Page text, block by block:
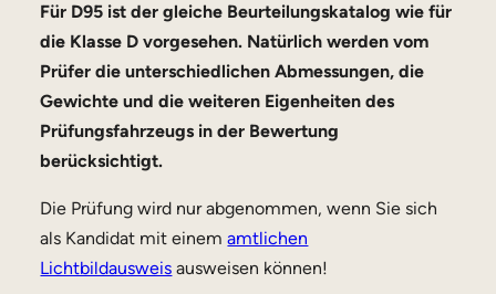
Für D95 ist der gleiche Beurteilungskatalog wie für
die Klasse D vorgesehen. Natürlich werden vom
Prüfer die unterschiedlichen Abmessungen, die
Gewichte und die weiteren Eigenheiten des
Prüfungsfahrzeugs in der Bewertung
berücksichtigt.
Die Prüfung wird nur abgenommen, wenn Sie sich
als Kandidat mit einemamtlichen
Lichtbildausweis ausweisen können!